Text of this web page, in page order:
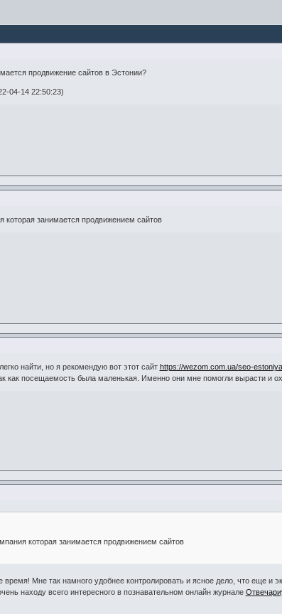
продвижение сайтов в Эстонии?
04-14 22:50:23)
которая занимается продвижением сайтов
найти, но я рекомендую вот этот сайт https://wezom.com.ua/seo-estoniya
как посещаемость была маленькая. Именно они мне помогли вырасти и
которая занимается продвижением сайтов
Мне так намного удобнее контролировать и ясное дело, что еще и
находу всего интересного в познавательном онлайн журнале